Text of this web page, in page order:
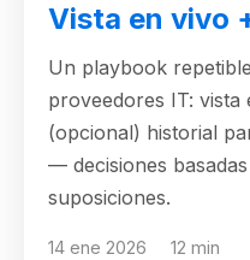
Vista en vivo
Un playbook
proveedores IT: vista
(opcional) historial
— decisiones
suposiciones.
14 ene 2026 12 min